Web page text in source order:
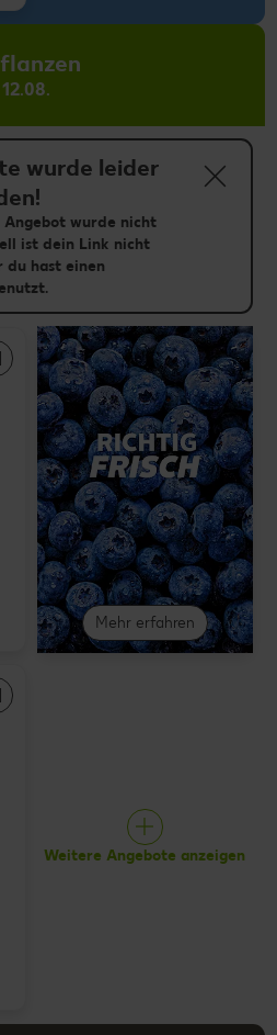
wurde leider
Angebot wurde nicht
ist dein Link nicht
du hast einen
Mehr erfahren
Weitere Angebote anzeigen